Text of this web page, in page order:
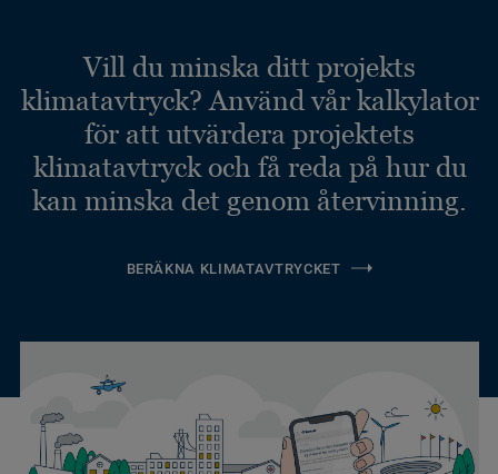
Vill du minska ditt projekts
klimatavtryck? Använd vår kalkylator
för att utvärdera projektets
klimatavtryck och få reda på hur du
kan minska det genom återvinning.
BERÄKNA KLIMATAVTRYCKET